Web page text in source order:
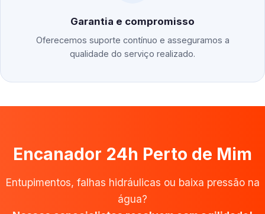
Garantia e compromisso
Oferecemos suporte contínuo e asseguramos a
qualidade do serviço realizado.
Encanador 24h Perto de Mim
Entupimentos, falhas hidráulicas ou baixa pressão na
água?